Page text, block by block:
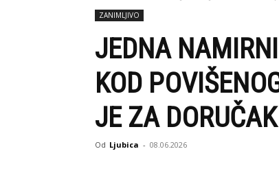
ZANIMLJIVO
JEDNA
KOD
JE ZA DORUČAK
Od Ljubica - 08.06.2026